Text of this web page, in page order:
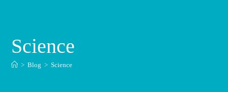
Science
> Blog > Science